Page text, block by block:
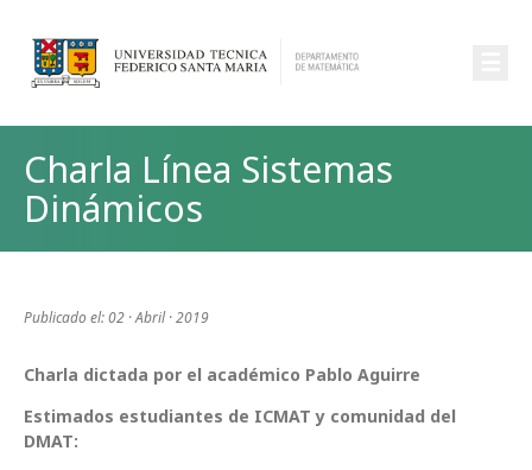
Charla Línea Sistemas
Dinámicos
Publicado el: 02 · Abril · 2019
Charla dictada por el académico Pablo Aguirre
Estimados estudiantes de ICMAT y comunidad del
DMAT: